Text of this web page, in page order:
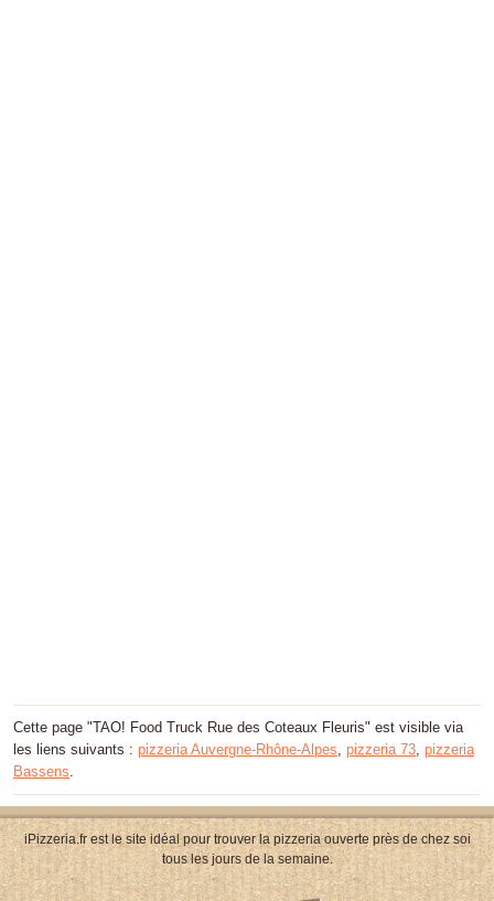
Cette page "TAO! Food Truck Rue des Coteaux Fleuris" est visible via
les liens suivants : pizzeria Auvergne-Rhône-Alpes pizzeria 73 pizzeria
Bassens
iPizzeria.fr est le site idéal pour trouver la pizzeria ouverte près de chez soi
tous les jours de la semaine.